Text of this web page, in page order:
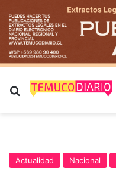
Buscar por
Actualidad Nacional